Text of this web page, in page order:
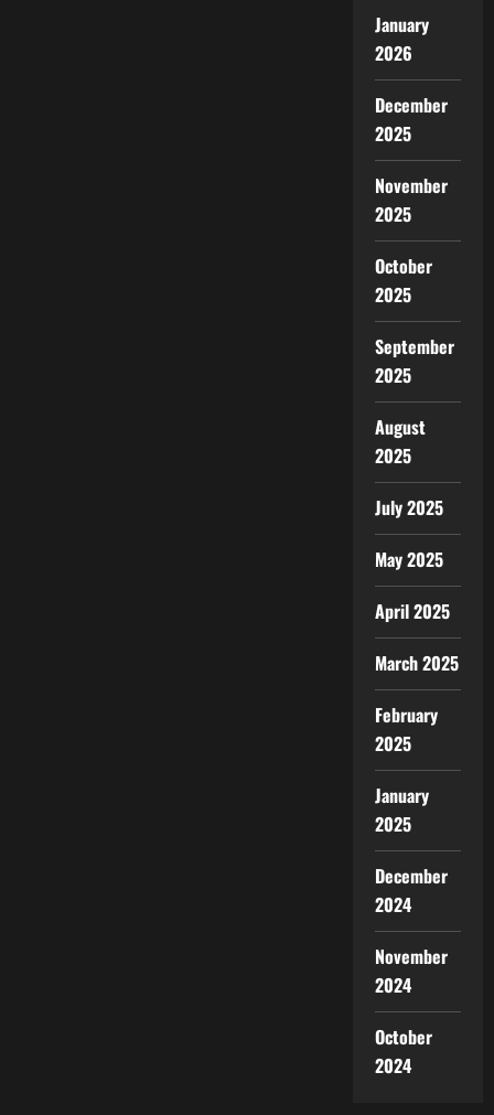
January
2026
December
2025
November
2025
October
2025
September
2025
August
2025
July 2025
May 2025
April 2025
March 2025
February
2025
January
2025
December
2024
November
2024
October
2024